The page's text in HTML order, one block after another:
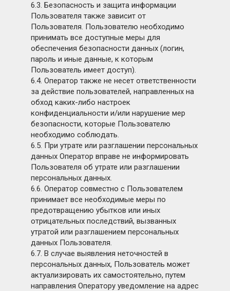
6.3. Безопасность и защита информации
Пользователя также зависит от
Пользователя. Пользователю необходимо
принимать все доступные меры для
обеспечения безопасности данных (логин,
пароль и иные данные, к которым
Пользователь имеет доступ).
6.4. Оператор также не несет ответственности
за действие пользователей, направленных на
обход каких-либо настроек
конфиденциальности и/или нарушение мер
безопасности, которые Пользователю
необходимо соблюдать.
6.5. При утрате или разглашении персональных
данных Оператор вправе не информировать
Пользователя об утрате или разглашении
персональных данных.
6.6. Оператор совместно с Пользователем
принимает все необходимые меры по
предотвращению убытков или иных
отрицательных последствий, вызванных
утратой или разглашением персональных
данных Пользователя.
6.7. В случае выявления неточностей в
персональных данных, Пользователь может
актуализировать их самостоятельно, путем
направления Оператору уведомление на адрес